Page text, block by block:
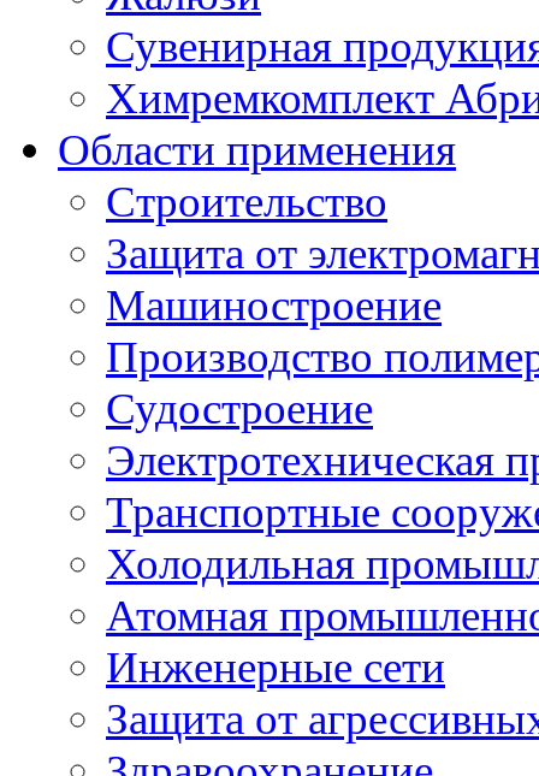
Сувенирная
Химремкомплект
Области применения
Строительство
Защита от
Машиностроение
Производство
Судостроение
Электротехническая
Транспортные
Холодильная
Атомная
Инженерные сети
Защита от